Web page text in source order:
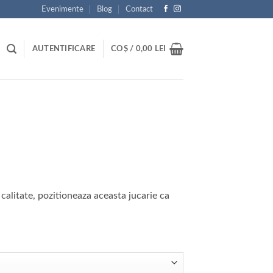
Evenimente Blog Contact
AUTENTIFICARE COȘ / 0,00 LEI
pozitioneaza aceasta jucarie ca